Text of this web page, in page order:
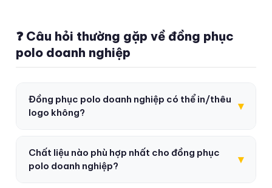
❓ Câu hỏi thường gặp về đồng phục
polo doanh nghiệp
Đồng phục polo doanh nghiệp có thể in/thêu
logo không?
▾
Chất liệu nào phù hợp nhất cho đồng phục
polo doanh nghiệp?
▾